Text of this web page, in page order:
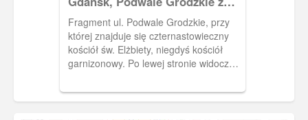
kościołem św. Elżbiety, Danzig
Stadtgraben u. Garnizonkirche
Fragment ul. Podwale Grodzkie, przy
której znajduje się czternastowieczny
kościół św. Elżbiety, niegdyś kościół
garnizonowy. Po lewej stronie widoczne
Główny.